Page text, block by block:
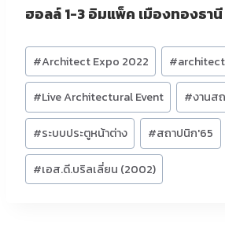
ฮอลล์ 1-3 อิมแพ็ค เมืองทองธานี
Post
Tags:
#Architect Expo 2022 #
#Live Architectural Event #งานส
#ระบบประตูหน้าต่าง #สถาปนิก'65
#เอส.ดี.บริลเลี่ยน (2002)